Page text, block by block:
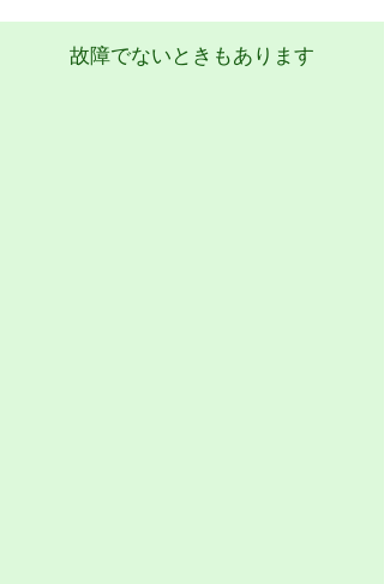
故障でないときもあります